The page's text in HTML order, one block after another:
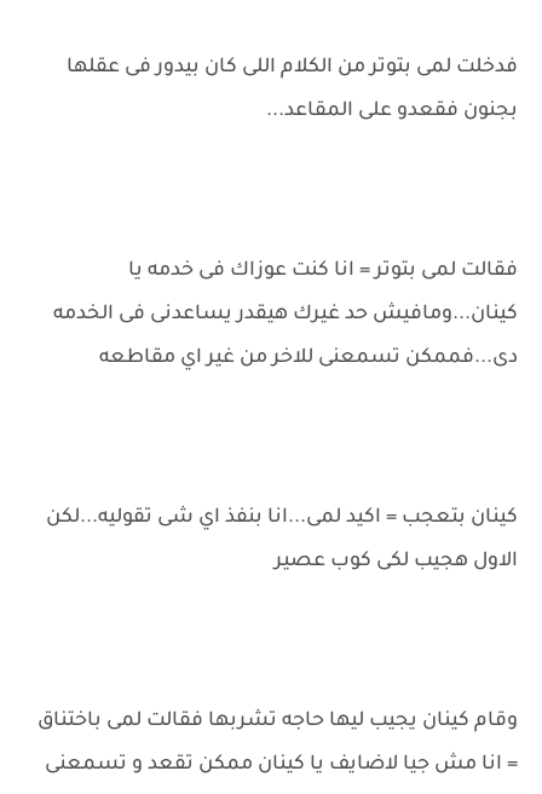
فدخلت لمى بتوتر من الكلام اللى كان بيدور فى عقلها
بجنون فقعدو على المقاعد...
فقالت لمى بتوتر = انا كنت عوزاك فى خدمه يا
كينان...ومافيش حد غيرك هيقدر يساعدنى فى الخدمه
دى...فممكن تسمعنى للاخر من غير اي مقاطعه
كينان بتعجب = اكيد لمى...انا بنفذ اي شى تقوليه...لكن
الاول هجيب لكى كوب عصير
وقام كينان يجيب ليها حاجه تشربها فقالت لمى باختناق
= انا مش جيا لاضايف يا كينان ممكن تقعد و تسمعنى